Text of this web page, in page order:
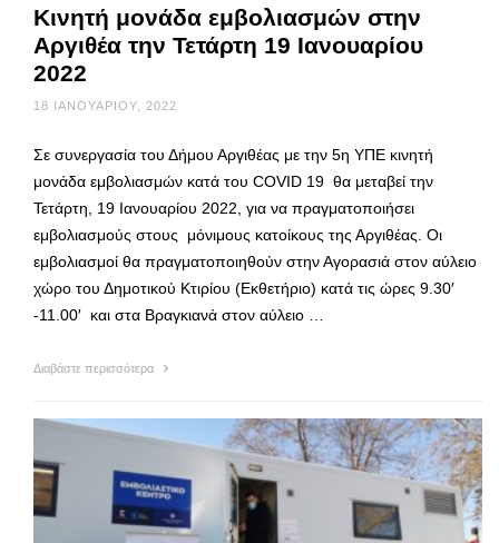
Κινητή μονάδα εμβολιασμών στην
Αργιθέα την Τετάρτη 19 Ιανουαρίου
2022
18 ΙΑΝΟΥΑΡΊΟΥ, 2022
Σε συνεργασία του Δήμου Αργιθέας με την 5η ΥΠΕ κινητή
μονάδα εμβολιασμών κατά του COVID 19 θα μεταβεί την
Τετάρτη, 19 Ιανουαρίου 2022, για να πραγματοποιήσει
εμβολιασμούς στους μόνιμους κατοίκους της Αργιθέας. Οι
εμβολιασμοί θα πραγματοποιηθούν στην Αγορασιά στον αύλειο
χώρο του Δημοτικού Κτιρίου (Εκθετήριο) κατά τις ώρες 9.30′
-11.00′ και στα Βραγκιανά στον αύλειο …
Διαβάστε περισσότερα